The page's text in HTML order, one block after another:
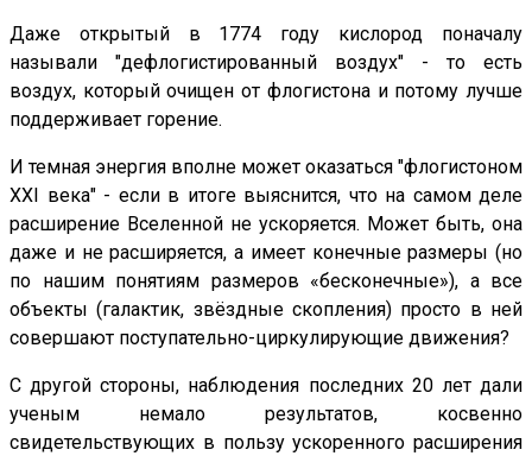
Даже открытый в 1774 году кислород поначалу
называли "дефлогистированный воздух" - то есть
воздух, который очищен от флогистона и потому лучше
поддерживает горение.
И темная энергия вполне может оказаться "флогистоном
XXI века" - если в итоге выяснится, что на самом деле
расширение Вселенной не ускоряется. Может быть, она
даже и не расширяется, а имеет конечные размеры (но
по нашим понятиям размеров «бесконечные»), а все
объекты (галактик, звёздные скопления) просто в ней
совершают поступательно-циркулирующие движения?
С другой стороны, наблюдения последних 20 лет дали
ученым немало результатов, косвенно
свидетельствующих в пользу ускоренного расширения